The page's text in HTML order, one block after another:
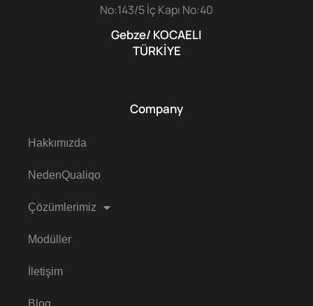
No:143/5 İç Kapı No:40
Gebze/ KOCAELI
TÜRKİYE
Company
Hakkımızda
NedenQualiqo
Çözümlerimiz
Modüller
İletişim